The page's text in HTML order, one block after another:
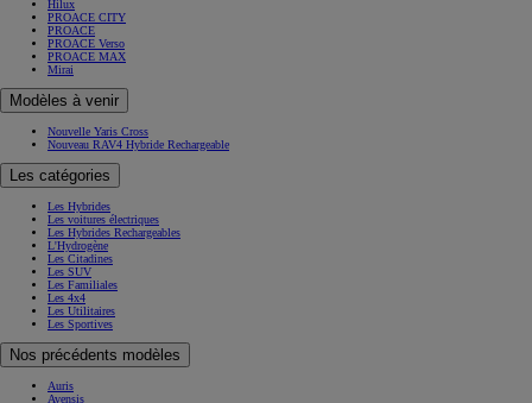
Hilux
PROACE CITY
PROACE
PROACE Verso
PROACE MAX
Mirai
Modèles à venir
Nouvelle Yaris Cross
Nouveau RAV4 Hybride Rechargeable
Les catégories
Les Hybrides
Les voitures électriques
Les Hybrides Rechargeables
L'Hydrogène
Les Citadines
Les SUV
Les Familiales
Les 4x4
Les Utilitaires
Les Sportives
Nos précédents modèles
Auris
Avensis